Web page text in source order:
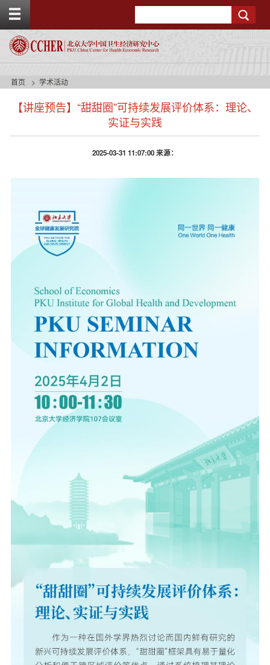
g
e
o
首页 学术活动
【讲座预告】“甜甜圈”可持续发展评价体系：理论、
实证与实践
2025-03-31 11:07:00 来源：